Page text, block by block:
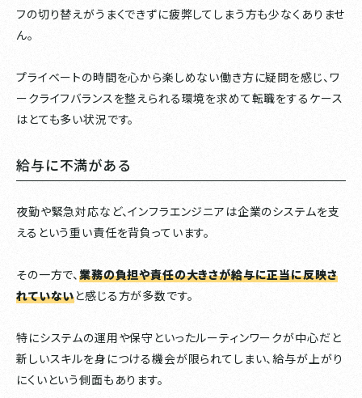
フの切り替えがうまくできずに疲弊してしまう方も少なくありませ
ん。
プライベートの時間を心から楽しめない働き方に疑問を感じ、ワ
ークライフバランスを整えられる環境を求めて転職をするケース
はとても多い状況です。
給与に不満がある
夜勤や緊急対応など、インフラエンジニアは企業のシステムを支
えるという重い責任を背負っています。
その一方で、業務の負担や責任の大きさが給与に正当に反映さ
れていないと感じる方が多数です。
特にシステムの運用や保守といったルーティンワークが中心だと
新しいスキルを身につける機会が限られてしまい、給与が上がり
にくいという側面もあります。